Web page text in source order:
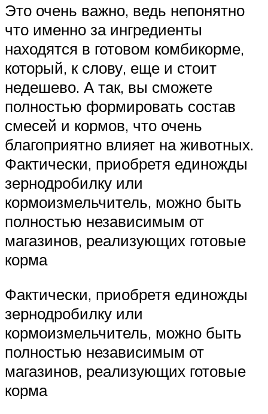
Это очень важно, ведь непонятно
что именно за ингредиенты
находятся в готовом комбикорме,
который, к слову, еще и стоит
недешево. А так, вы сможете
полностью формировать состав
смесей и кормов, что очень
благоприятно влияет на животных.
Фактически, приобретя единожды
зернодробилку или
кормоизмельчитель, можно быть
полностью независимым от
магазинов, реализующих готовые
корма
Фактически, приобретя единожды
зернодробилку или
кормоизмельчитель, можно быть
полностью независимым от
магазинов, реализующих готовые
корма